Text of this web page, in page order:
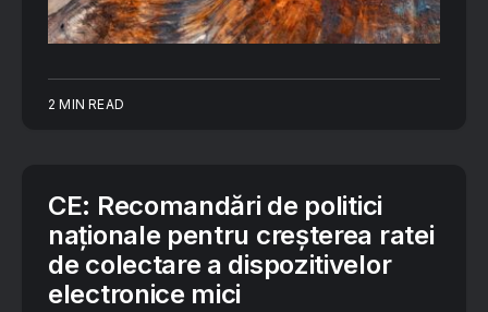
2 MIN READ
CE: Recomandări de politici
naționale pentru creșterea ratei
de colectare a dispozitivelor
electronice mici